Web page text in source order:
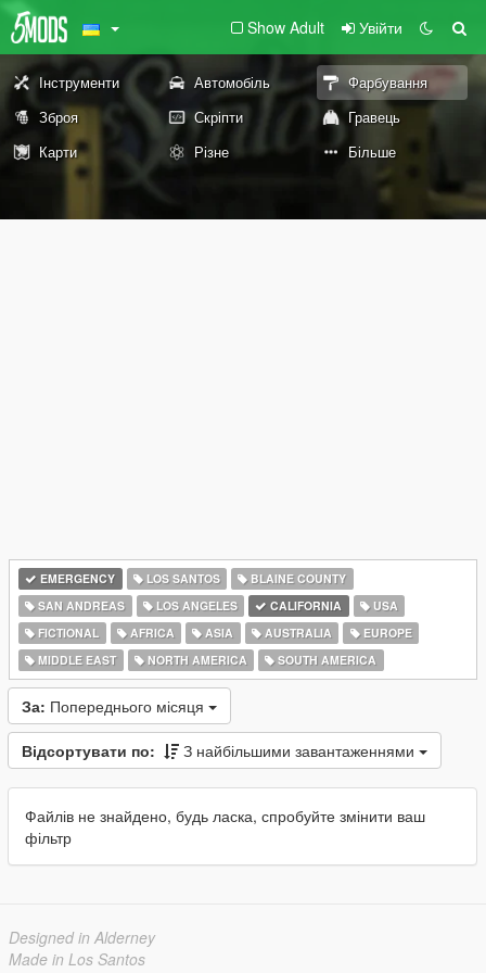
Show Adult Увійти
Інструменти Автомобіль
Фарбування
Зброя
Скріпти
Гравець
Карти
Різне Більше
EMERGENCY LOS SANTOS
BLAINE COUNTY
SAN ANDREAS
LOS ANGELES CALIFORNIA
USA
FICTIONAL
AFRICA ASIA AUSTRALIA
EUROPE
MIDDLE EAST
NORTH AMERICA SOUTH AMERICA
За: Попереднього місяця
Відсортувати по: З найбільшими завантаженнями
Файлів не знайдено, будь ласка, спробуйте змінити ваш
фільтр
Designed in Alderney
Made in Los Santos